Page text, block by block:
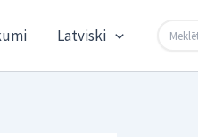
Latviski